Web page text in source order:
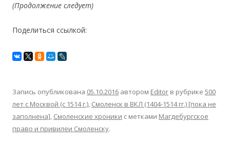
(Продолжение следует)
Поделиться ссылкой:
Запись опубликована 05.10.2016 автором Editor в рубрике 500
лет с Москвой (c 1514 г.), Смоленск в ВКЛ (1404-1514 гг.) [пока не
заполнена], Смоленские хроники с метками Магдебургское
право и привилеи Смоленску.